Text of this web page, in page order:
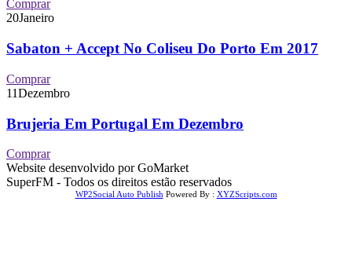
Comprar
20Janeiro
Sabaton + Accept No Coliseu Do Porto Em 2017
Comprar
11Dezembro
Brujeria Em Portugal Em Dezembro
Comprar
Website desenvolvido por GoMarket
SuperFM - Todos os direitos estão reservados
WP2Social Auto Publish Powered By : XYZScripts.com